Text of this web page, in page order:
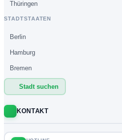
Thüringen
STADTSTAATEN
Berlin
Hamburg
Bremen
Stadt suchen
KONTAKT